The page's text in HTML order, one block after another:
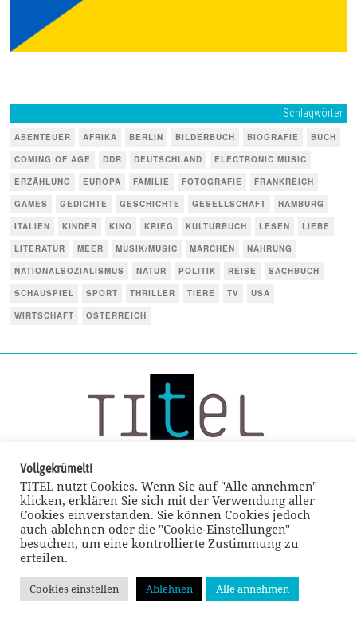
Schlagwörter
ABENTEUER AFRIKA BERLIN BILDERBUCH BIOGRAFIE
BUCH
COMING OF AGE
DDR DEUTSCHLAND
ELECTRONIC MUSIC
ERZÄHLUNG
EUROPA FAMILIE FOTOGRAFIE
FRANKREICH
GAMES
GEDICHTE GESCHICHTE GESELLSCHAFT
HAMBURG
ITALIEN
KINDER KINO KRIEG KULTURBUCH LESEN
LIEBE
LITERATUR
MEER MUSIK/MUSIC MÄRCHEN
NAHRUNG
NATIONALSOZIALISMUS
NATUR POLITIK REISE
SACHBUCH
SCHAUSPIEL
SPORT THRILLER TIERE TV
USA
WIRTSCHAFT
ÖSTERREICH
© TITEL kulturmagazin 2022
Vollgekrümelt!
TITEL nutzt Cookies. Wenn Sie auf "Alle annehmen"
klicken, erklären Sie sich mit der Verwendung aller
Cookies einverstanden. Sie können Cookies jedoch
auch ablehnen oder die "Cookie-Einstellungen"
besuchen, um eine kontrollierte Zustimmung zu
erteilen.
Cookies einstellen Ablehnen Alle annehmen